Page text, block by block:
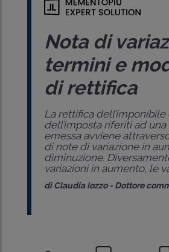
Nota di
termini e
di rettifica
La rettifica dell’imponibile
dell’imposta riferiti ad
emessa avviene
di note di variazione in
diminuzione.
variazioni in aumento, le
diClaudia Iozzo - Dottore